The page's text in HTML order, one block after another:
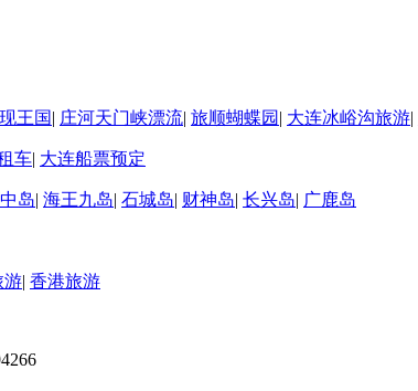
王国| 庄河天门峡漂流| 旅顺蝴蝶园 | 大连冰峪沟旅游|
车| 大连船票预定
岛| 海王九岛| 石城岛| 财神岛| 长兴岛| 广鹿岛
游| 香港旅游